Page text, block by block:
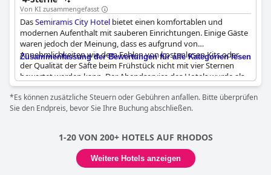
Von KI zusammengefasst
DasSemiramis City Hotel bietet einen komfortablen und
modernen Aufenthalt mit sauberen Einrichtungen. Einige Gäste
waren jedoch der Meinung, dass es aufgrund von
Annehmlichkeiten wie dem Fehlen von kostenlosen Kits oder
der Qualität der Säfte beim Frühstück nicht mit vier Sternen
bewertet werden kann. Der Abendservice des Hotels wurde als
reichlich, aber nicht außergewöhnlich empfunden. Trotzdem
bietet das Hotel ein gutes Preis-Leistungs-Verhältnis und
insgesamt einen angenehmen Aufenthalt in einer gut
Zusammenfassung der Bewertungen für alle Kategorien lesen
*Es können zusätzliche Steuern oder Gebühren anfallen. Bitte überprüfen
Sie den Endpreis, bevor Sie Ihre Buchung abschließen.
1-20 VON 200+ HOTELS AUF RHODOS
Weitere Hotels anzeigen